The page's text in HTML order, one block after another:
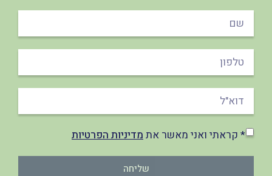
* קראתי ואני מאשר אתמדיניות הפרטיות
שליחה